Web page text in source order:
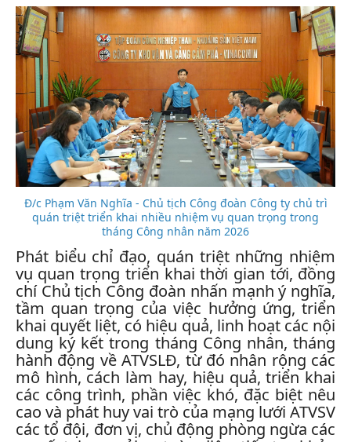
Đ/c Phạm Văn Nghĩa - Chủ tịch Công đoàn Công ty chủ trì
quán triệt triển khai nhiều nhiệm vụ quan trọng trong
tháng Công nhân năm 2026
Phát biểu chỉ đạo, quán triệt những nhiệm
vụ quan trọng triển khai thời gian tới, đồng
chí Chủ tịch Công đoàn nhấn mạnh ý nghĩa,
tầm quan trọng của việc hưởng ứng, triển
khai quyết liệt, có hiệu quả, linh hoạt các nội
dung ký kết trong tháng Công nhân, tháng
hành động về ATVSLĐ, từ đó nhân rộng các
mô hình, cách làm hay, hiệu quả, triển khai
các công trình, phần việc khó, đặc biệt nêu
cao và phát huy vai trò của mạng lưới ATVSV
các tổ đội, đơn vị, chủ động phòng ngừa các